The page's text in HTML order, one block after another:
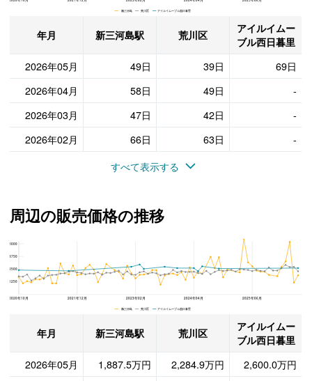
新三河島 荒川区 アイルイムーブル西日暮里
年月 新三河島駅 荒川区
アイルイムー
ブル西日暮里
2026年05月
49日 39日
69日
2026年04月
58日 49日
-
2026年03月
47日 42日
-
2026年02月
66日 63日
-
すべて表示する
周辺の販売価格の推移
2020年10月 2021年12月 2023年02月 2024年04月 2025年06月
5000
3750
2500
1250
新三河島 荒川区 アイルイムーブル西日暮里
年月 新三河島駅 荒川区
アイルイムー
ブル西日暮里
2026年05月
1,887.5万円 2,284.9万円
2,600.0万円